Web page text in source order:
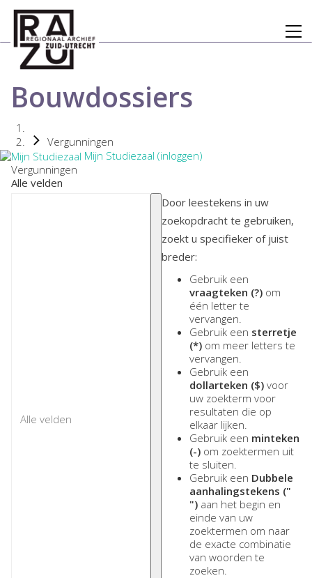
Bouwdossiers
Vergunningen
Mijn Studiezaal (inloggen)
Vergunningen
Alle velden
Door leestekens in uw
zoekopdracht te gebruiken,
zoekt u specifieker of juist
breder:
Gebruik een
vraagteken (?) om
één letter te
vervangen.
Gebruik een sterretje
(*) om meer letters te
vervangen.
Gebruik een
dollarteken ($) voor
uw zoekterm voor
resultaten die op
elkaar lijken.
Gebruik een minteken
(-) om zoektermen uit
te sluiten.
Gebruik een Dubbele
aanhalingstekens ("
") aan het begin en
einde van uw
zoektermen om naar
de exacte combinatie
van woorden te
zoeken.